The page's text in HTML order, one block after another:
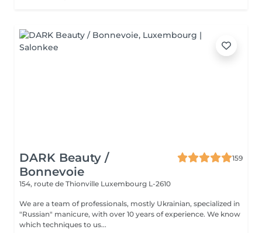
DARK Beauty /
Bonnevoie
159
154, route de Thionville Luxembourg L-2610
We are a team of professionals, mostly Ukrainian, specialized in
"Russian" manicure, with over 10 years of experience. We know
which techniques to us...